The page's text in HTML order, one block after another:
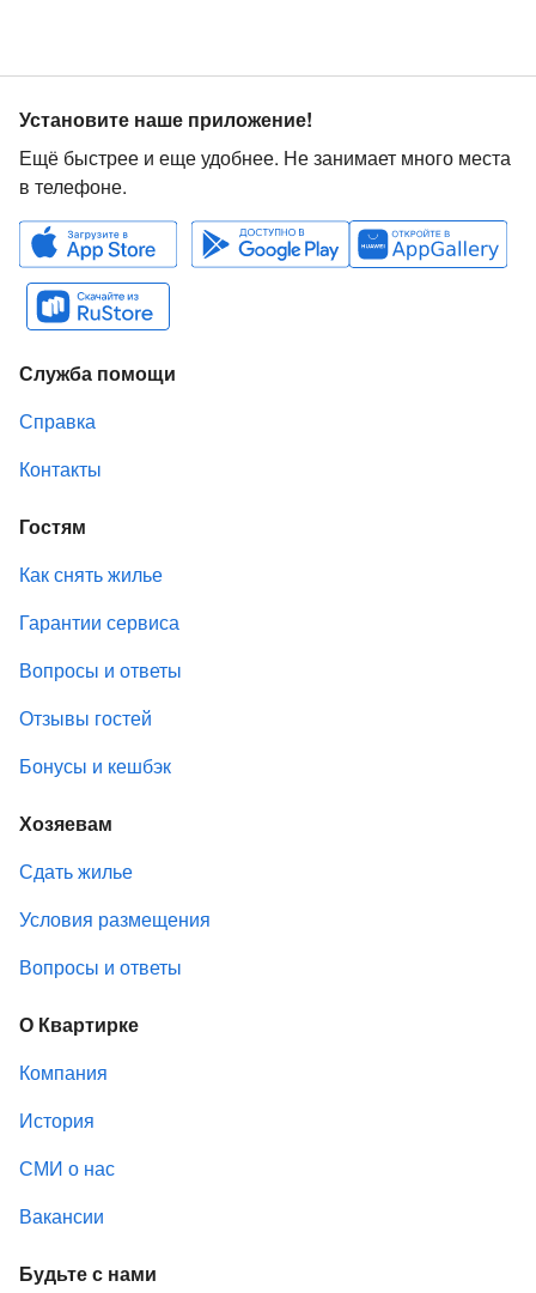
Установите наше приложение!
Ещё быстрее и еще удобнее. Не занимает много места
в телефоне.
Служба помощи
Справка
Контакты
Гостям
Как снять жилье
Гарантии сервиса
Вопросы и ответы
Отзывы гостей
Бонусы и кешбэк
Хозяевам
Сдать жилье
Условия размещения
Вопросы и ответы
О Квартирке
Компания
История
СМИ о нас
Вакансии
Будьте с нами